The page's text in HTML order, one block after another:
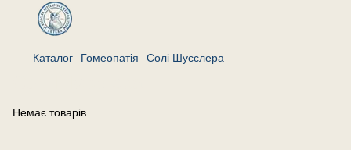
Каталог Гомеопатія Солі Шусслера
Немає товарів